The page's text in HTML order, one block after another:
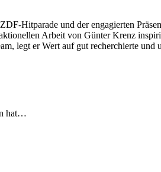
Hitparade und der engagierten
Arbeit von Günter Krenz
legt er Wert auf gut recherchierte und
hat…